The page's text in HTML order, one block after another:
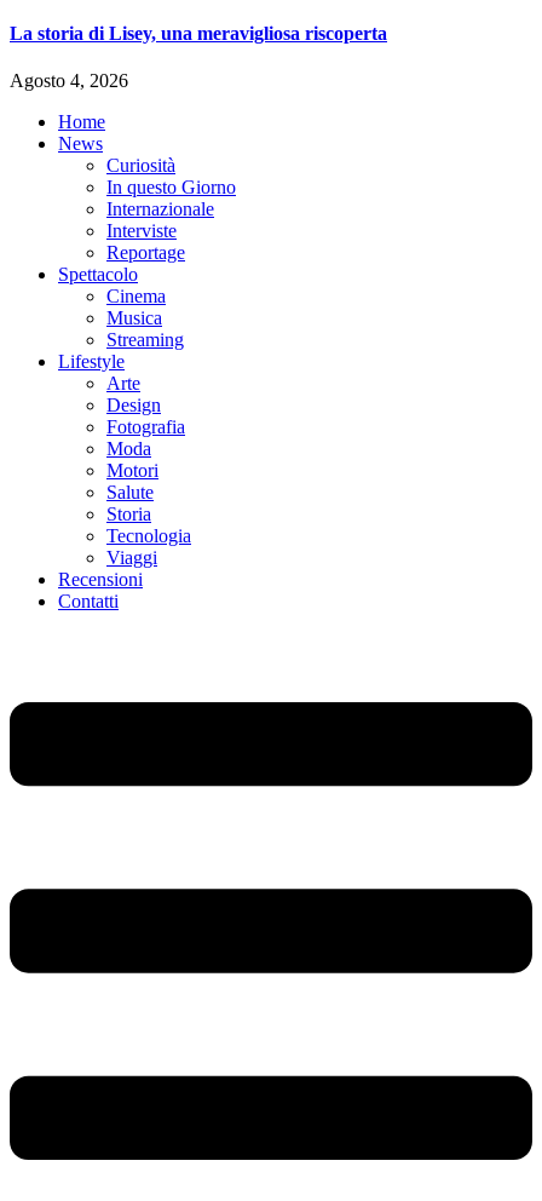
La storia di Lisey, una meravigliosa riscoperta
Agosto 4, 2026
Home
News
Curiosità
In questo Giorno
Internazionale
Interviste
Reportage
Spettacolo
Cinema
Musica
Streaming
Lifestyle
Arte
Design
Fotografia
Moda
Motori
Salute
Storia
Tecnologia
Viaggi
Recensioni
Contatti